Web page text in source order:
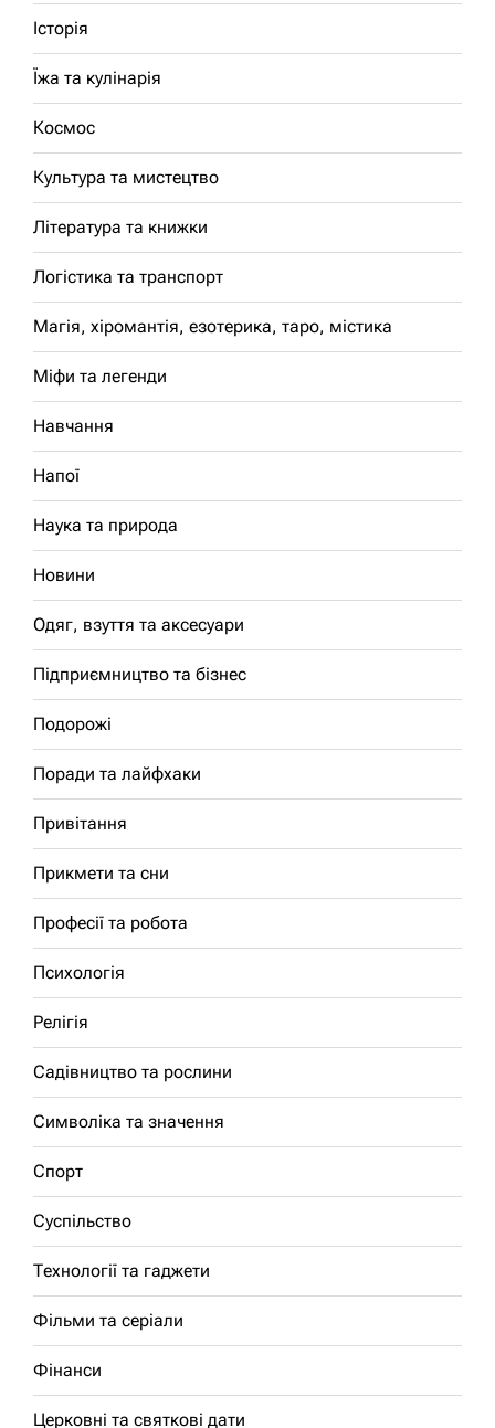
Історія
Їжа та кулінарія
Космос
Культура та мистецтво
Література та книжки
Логістика та транспорт
Магія, хіромантія, езотерика, таро, містика
Міфи та легенди
Навчання
Напої
Наука та природа
Новини
Одяг, взуття та аксесуари
Підприємництво та бізнес
Подорожі
Поради та лайфхаки
Привітання
Прикмети та сни
Професії та робота
Психологія
Релігія
Садівництво та рослини
Символіка та значення
Спорт
Суспільство
Технології та гаджети
Фільми та серіали
Фінанси
Церковні та святкові дати